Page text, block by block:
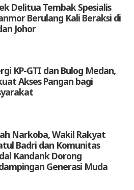
Delitua Tembak Spesialis
Berulang Kali Beraksi di
Johor
KP-GTI dan Bulog Medan,
Akses Pangan bagi
Narkoba, Wakil Rakyat
Badri dan Komunitas
Kandank Dorong
Generasi Muda